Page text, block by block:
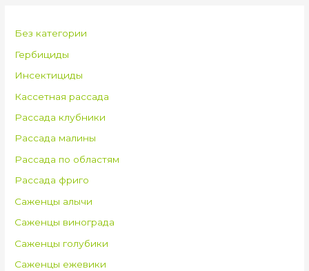
Без категории
Гербициды
Инсектициды
Кассетная рассада
Рассада клубники
Рассада малины
Рассада по областям
Рассада фриго
Саженцы алычи
Саженцы винограда
Саженцы голубики
Саженцы ежевики